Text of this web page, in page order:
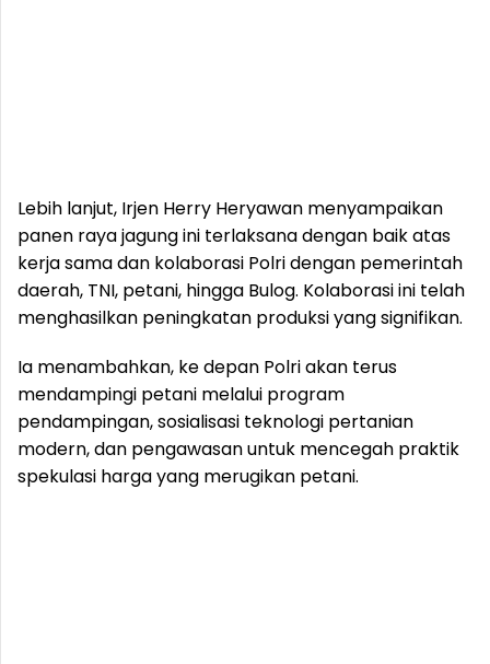
Lebih lanjut, Irjen Herry Heryawan menyampaikan
panen raya jagung ini terlaksana dengan baik atas
kerja sama dan kolaborasi Polri dengan pemerintah
daerah, TNI, petani, hingga Bulog. Kolaborasi ini telah
menghasilkan peningkatan produksi yang signifikan.
Ia menambahkan, ke depan Polri akan terus
mendampingi petani melalui program
pendampingan, sosialisasi teknologi pertanian
modern, dan pengawasan untuk mencegah praktik
spekulasi harga yang merugikan petani.